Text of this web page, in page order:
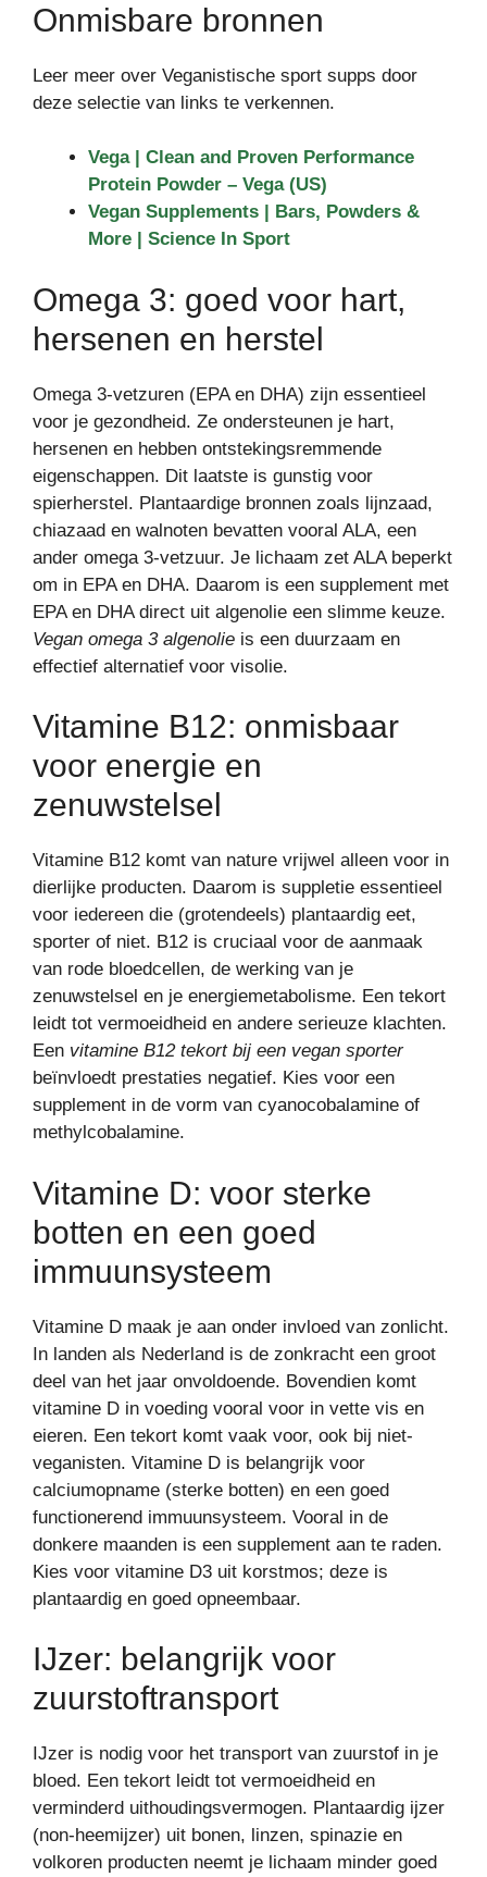
Onmisbare bronnen
Leer meer over Veganistische sport supps door
deze selectie van links te verkennen.
Vega | Clean and Proven Performance
Protein Powder – Vega (US)
Vegan Supplements | Bars, Powders &
More | Science In Sport
Omega 3: goed voor hart,
hersenen en herstel
Omega 3-vetzuren (EPA en DHA) zijn essentieel
voor je gezondheid. Ze ondersteunen je hart,
hersenen en hebben ontstekingsremmende
eigenschappen. Dit laatste is gunstig voor
spierherstel. Plantaardige bronnen zoals lijnzaad,
chiazaad en walnoten bevatten vooral ALA, een
ander omega 3-vetzuur. Je lichaam zet ALA beperkt
om in EPA en DHA. Daarom is een supplement met
EPA en DHA direct uit algenolie een slimme keuze.
Vegan omega 3 algenolie is een duurzaam en
effectief alternatief voor visolie.
Vitamine B12: onmisbaar
voor energie en
zenuwstelsel
Vitamine B12 komt van nature vrijwel alleen voor in
dierlijke producten. Daarom is suppletie essentieel
voor iedereen die (grotendeels) plantaardig eet,
sporter of niet. B12 is cruciaal voor de aanmaak
van rode bloedcellen, de werking van je
zenuwstelsel en je energiemetabolisme. Een tekort
leidt tot vermoeidheid en andere serieuze klachten.
Een vitamine B12 tekort bij een vegan sporter
beïnvloedt prestaties negatief. Kies voor een
supplement in de vorm van cyanocobalamine of
methylcobalamine.
Vitamine D: voor sterke
botten en een goed
immuunsysteem
Vitamine D maak je aan onder invloed van zonlicht.
In landen als Nederland is de zonkracht een groot
deel van het jaar onvoldoende. Bovendien komt
vitamine D in voeding vooral voor in vette vis en
eieren. Een tekort komt vaak voor, ook bij niet-
veganisten. Vitamine D is belangrijk voor
calciumopname (sterke botten) en een goed
functionerend immuunsysteem. Vooral in de
donkere maanden is een supplement aan te raden.
Kies voor vitamine D3 uit korstmos; deze is
plantaardig en goed opneembaar.
IJzer: belangrijk voor
zuurstoftransport
IJzer is nodig voor het transport van zuurstof in je
bloed. Een tekort leidt tot vermoeidheid en
verminderd uithoudingsvermogen. Plantaardig ijzer
(non-heemijzer) uit bonen, linzen, spinazie en
volkoren producten neemt je lichaam minder goed